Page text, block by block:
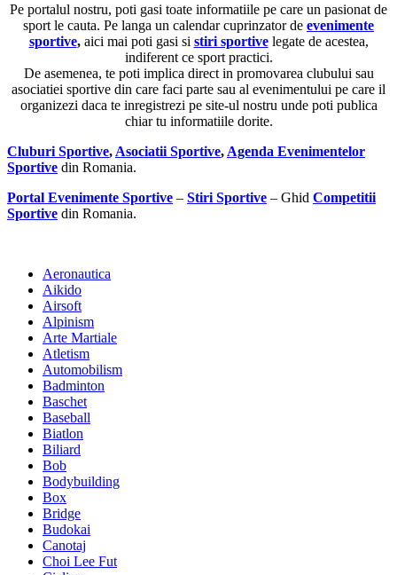
Pe portalul nostru, poti gasi toate informatiile pe care un pasionat de
sport le cauta. Pe langa un calendar cuprinzator de evenimente
sportive,aici mai poti gasi si stiri sportive legate de acestea,
indiferent ce sport practici.
De asemenea, te poti implica direct in promovarea clubului sau
asociatiei sportive din care faci parte sau al evenimentului pe care il
organizezi daca te inregistrezi pe site-ul nostru unde poti publica
chiar tu informatiile dorite.
Cluburi Sportive, Asociatii Sportive, Agenda Evenimentelor
Sportive din Romania.
Portal Evenimente Sportive – Stiri Sportive – Ghid Competitii
Sportive din Romania.
Aeronautica
Aikido
Airsoft
Alpinism
Arte Martiale
Atletism
Automobilism
Badminton
Baschet
Baseball
Biatlon
Biliard
Bob
Bodybuilding
Box
Bridge
Budokai
Canotaj
Choi Lee Fut